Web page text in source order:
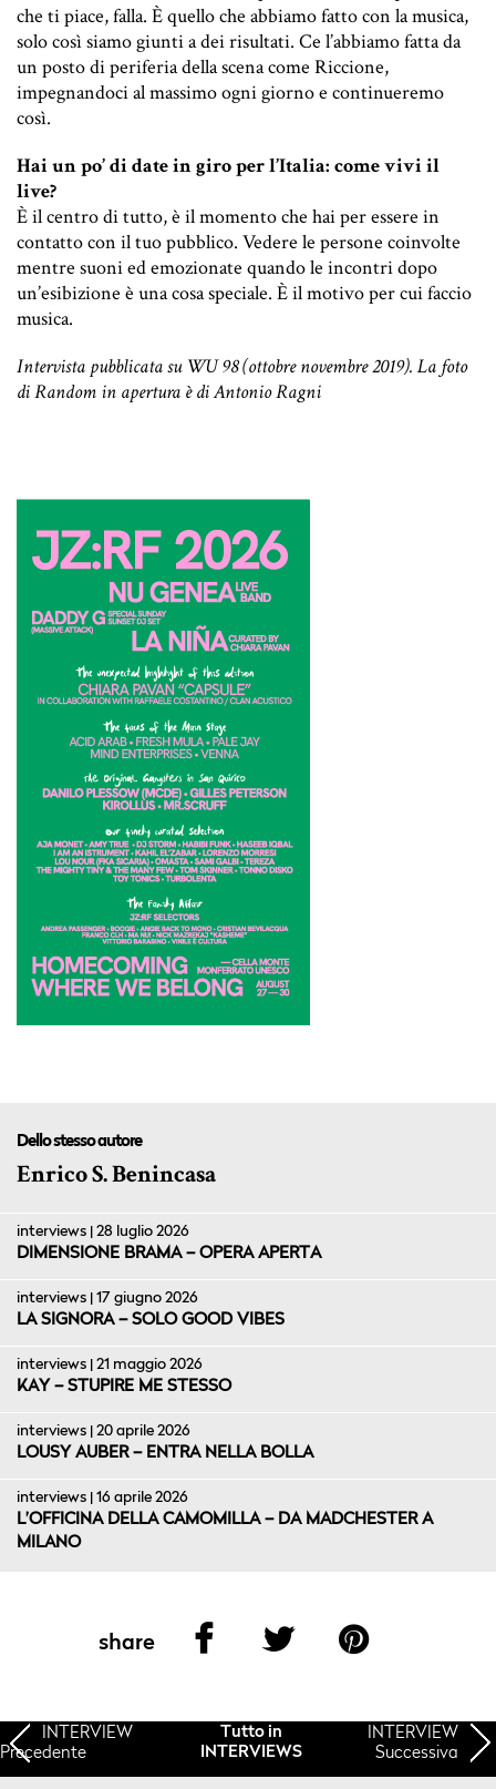
che ti piace, falla. È quello che abbiamo fatto con la musica,
solo così siamo giunti a dei risultati. Ce l’abbiamo fatta da
un posto di periferia della scena come Riccione,
impegnandoci al massimo ogni giorno e continueremo
così.
Hai un po’ di date in giro per l’Italia: come vivi il
live?
È il centro di tutto, è il momento che hai per essere in
contatto con il tuo pubblico. Vedere le persone coinvolte
mentre suoni ed emozionate quando le incontri dopo
un’esibizione è una cosa speciale. È il motivo per cui faccio
musica.
Intervista pubblicata su WU 98 (ottobre novembre 2019). La foto
di Random in apertura è di Antonio Ragni
Dello stesso autore
Enrico S. Benincasa
interviews | 28 luglio 2026
DIMENSIONE BRAMA – OPERA APERTA
interviews | 17 giugno 2026
LA SIGNORA – SOLO GOOD VIBES
interviews | 21 maggio 2026
KAY – STUPIRE ME STESSO
interviews | 20 aprile 2026
LOUSY AUBER – ENTRA NELLA BOLLA
interviews | 16 aprile 2026
L’OFFICINA DELLA CAMOMILLA – DA MADCHESTER A
MILANO
share
INTERVIEW
Precedente
Tutto in
INTERVIEWS
INTERVIEW
Successiva